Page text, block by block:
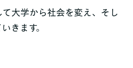
大学から社会を変え、そし
きます。